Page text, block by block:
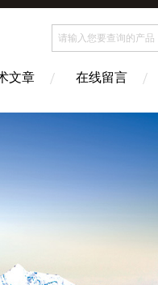
文章 在线留言